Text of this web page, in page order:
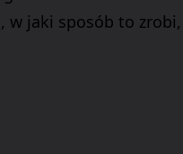
w jaki sposób to